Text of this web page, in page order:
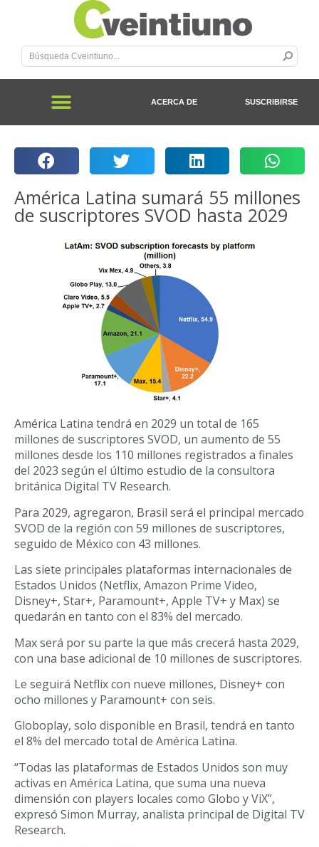
ACERCA DE SUSCRIBIRSE
América Latina sumará 55 millones
de suscriptores SVOD hasta 2029
América Latina tendrá en 2029 un total de 165
millones de suscriptores SVOD, un aumento de 55
millones desde los 110 millones registrados a finales
del 2023 según el último estudio de la consultora
británica Digital TV Research.
Para 2029, agregaron, Brasil será el principal mercado
SVOD de la región con 59 millones de suscriptores,
seguido de México con 43 millones.
Las siete principales plataformas internacionales de
Estados Unidos (Netflix, Amazon Prime Video,
Disney+, Star+, Paramount+, Apple TV+ y Max) se
quedarán en tanto con el 83% del mercado.
Max será por su parte la que más crecerá hasta 2029,
con una base adicional de 10 millones de suscriptores.
Le seguirá Netflix con nueve millones, Disney+ con
ocho millones y Paramount+ con seis.
Globoplay, solo disponible en Brasil, tendrá en tanto
el 8% del mercado total de América Latina.
“Todas las plataformas de Estados Unidos son muy
activas en América Latina, que suma una nueva
dimensión con players locales como Globo y ViX”,
expresó Simon Murray, analista principal de Digital TV
Research.